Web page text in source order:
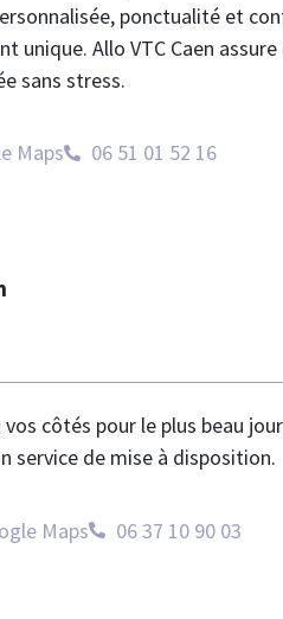
ponctualité et
unique. Allo VTC Caen
sans stress.
Maps 06 51 01 52 16
vos côtés pour le plus beau
service de mise à disposition.
Maps 06 37 10 90 03